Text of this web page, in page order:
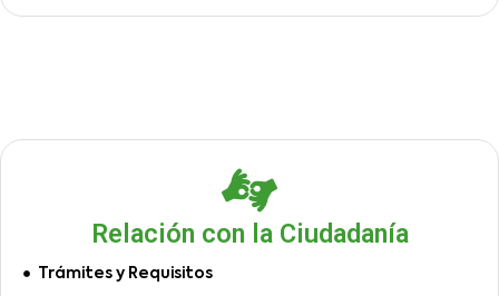
Relación con la Ciudadanía
Trámites y Requisitos